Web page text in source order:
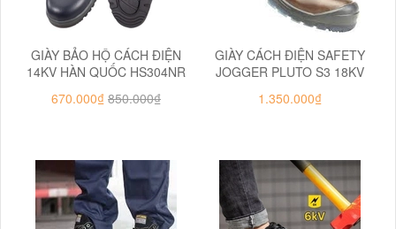
GIÀY BẢO HỘ CÁCH ĐIỆN
14KV HÀN QUỐC HS304NR
670.000₫ 850.000₫
GIÀY CÁCH ĐIỆN SAFETY
JOGGER PLUTO S3 18KV
1.350.000₫